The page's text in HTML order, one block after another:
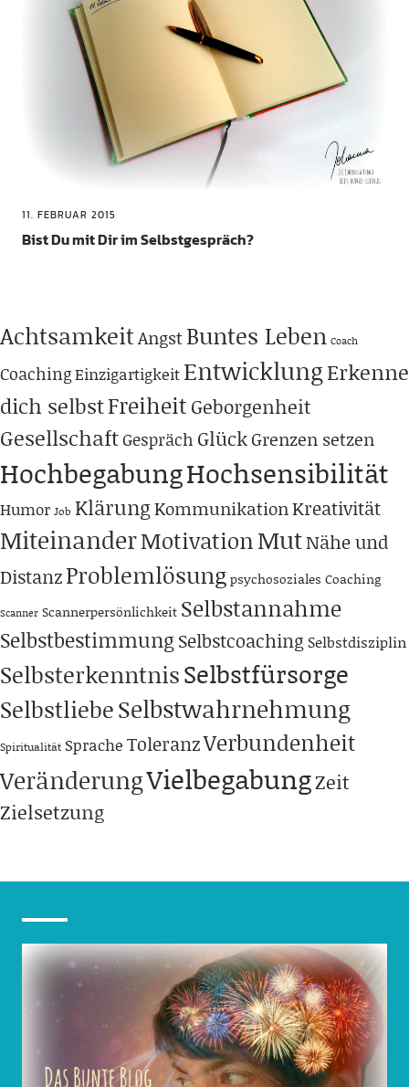
11. FEBRUAR 2015
Bist Du mit Dir im Selbstgespräch?
AchtsamkeitAngstBuntes Leben Coach
CoachingEinzigartigkeit EntwicklungErkenne
dich selbstFreiheit Geborgenheit
GesellschaftGespräch GlückGrenzen setzen
HochbegabungHochsensibilität
Humor Job KlärungKommunikationKreativität
MiteinanderMotivationMutNähe und
DistanzProblemlösungpsychosoziales Coaching
Scanner Scannerpersönlichkeit Selbstannahme
Selbstbestimmung Selbstcoaching Selbstdisziplin
SelbsterkenntnisSelbstfürsorge
SelbstliebeSelbstwahrnehmung
Spiritualität Sprache ToleranzVerbundenheit
VeränderungVielbegabungZeit
Zielsetzung